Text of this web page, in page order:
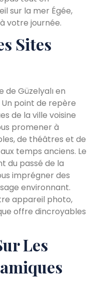
sur la mer Égée,
votre journée.
Sites
de Güzelyalı en
point de repère
de la ville voisine
promener à
de théâtres et de
temps anciens. Le
du passé de la
imprégner des
environnant.
appareil photo,
offre dincroyables
Les